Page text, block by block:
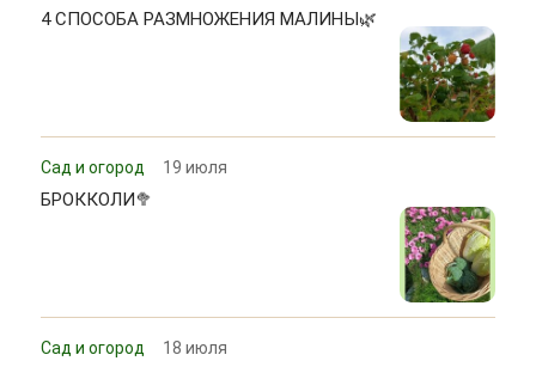
4 СПОСОБА РАЗМНОЖЕНИЯ МАЛИНЫ🌿
Сад и огород 19 июля
БРОККОЛИ🥦
Сад и огород 18 июля